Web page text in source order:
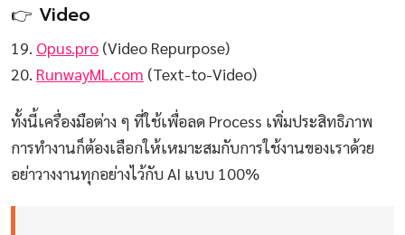
👉 Video
19. Opus.pro (Video Repurpose)
20. RunwayML.com (Text-to-Video)
ทั้งนี้เครื่องมือต่าง ๆ ที่ใช้เพื่อลด Process เพิ่มประสิทธิภาพ
การทำงานก็ต้องเลือกให้เหมาะสมกับการใช้งานของเราด้วย
อย่าวางงานทุกอย่างไว้กับ AI แบบ 100%